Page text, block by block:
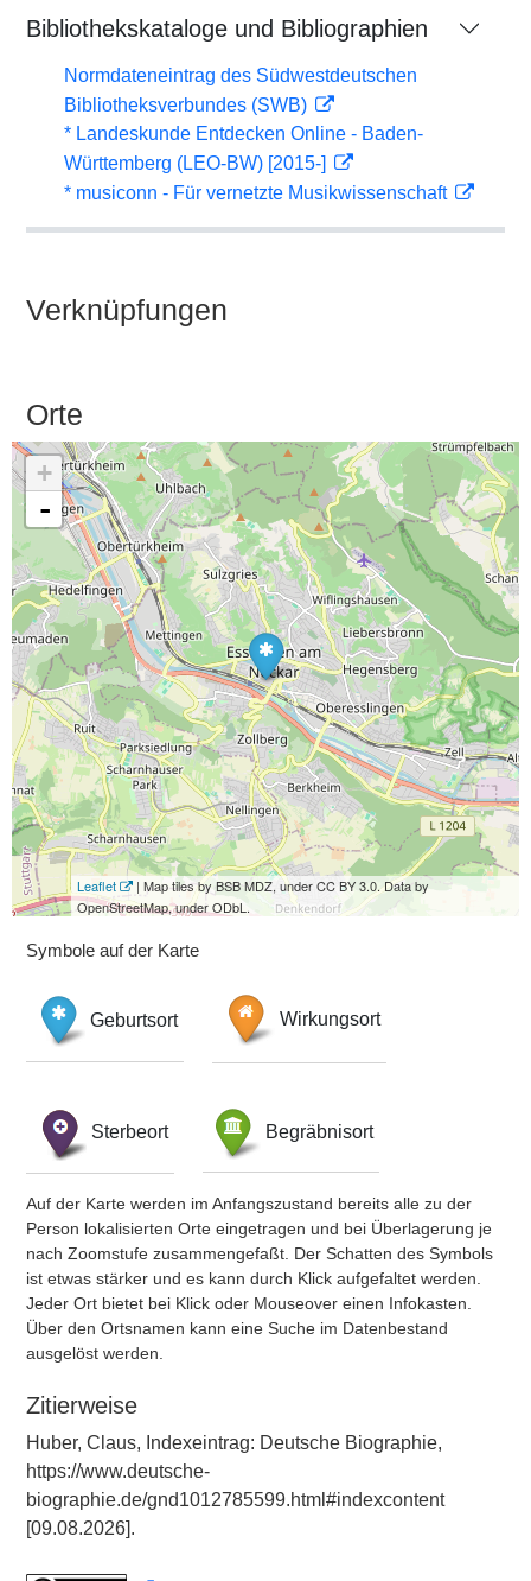
Bibliothekskataloge und Bibliographien
Normdateneintrag des Südwestdeutschen
Bibliotheksverbundes (SWB)
* Landeskunde Entdecken Online - Baden-
Württemberg (LEO-BW) [2015-]
* musiconn - Für vernetzte Musikwissenschaft
Verknüpfungen
Orte
+
-
Leaflet
| Map tiles by BSB MDZ, under CC BY 3.0. Data by
OpenStreetMap, under ODbL.
Symbole auf der Karte
Geburtsort Wirkungsort
Sterbeort Begräbnisort
Auf der Karte werden im Anfangszustand bereits alle zu der
Person lokalisierten Orte eingetragen und bei Überlagerung je
nach Zoomstufe zusammengefaßt. Der Schatten des Symbols
ist etwas stärker und es kann durch Klick aufgefaltet werden.
Jeder Ort bietet bei Klick oder Mouseover einen Infokasten.
Über den Ortsnamen kann eine Suche im Datenbestand
ausgelöst werden.
Zitierweise
Huber, Claus, Indexeintrag: Deutsche Biographie,
https://www.deutsche-
biographie.de/gnd1012785599.html#indexcontent
[09.08.2026].